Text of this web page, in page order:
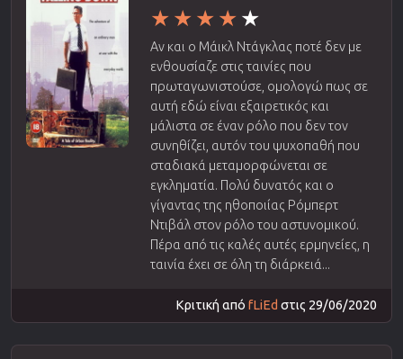
Αν και ο Μάικλ Ντάγκλας ποτέ δεν με
ενθουσίαζε στις ταινίες που
πρωταγωνιστούσε, ομολογώ πως σε
αυτή εδώ είναι εξαιρετικός και
μάλιστα σε έναν ρόλο που δεν τον
συνηθίζει, αυτόν του ψυχοπαθή που
σταδιακά μεταμορφώνεται σε
εγκληματία. Πολύ δυνατός και ο
γίγαντας της ηθοποιίας Ρόμπερτ
Ντιβάλ στον ρόλο του αστυνομικού.
Πέρα από τις καλές αυτές ερμηνείες, η
ταινία έχει σε όλη τη διάρκειά...
Κριτική από fLiEd στις 29/06/2020